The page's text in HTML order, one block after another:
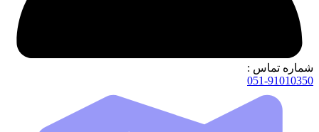
شماره تماس :
051-91010350